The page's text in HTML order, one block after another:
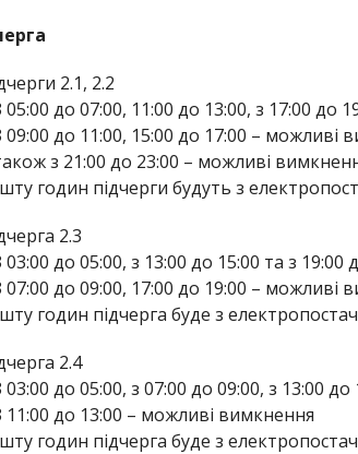
2.1, 2.2
05:00 до 07:00, 11:00 до 13:00, з 17:00 до
09:00 до 11:00, 15:00 до 17:00 – можливі
з 21:00 до 23:00 – можливі
годин підчерги будуть з
2.3
03:00 до 05:00, з 13:00 до 15:00 та з
07:00 до 09:00, 17:00 до 19:00 – можливі
годин підчерга буде з
2.4
03:00 до 05:00, з 07:00 до 09:00, з 13:00
11:00 до 13:00 – можливі вимкнення
годин підчерга буде з